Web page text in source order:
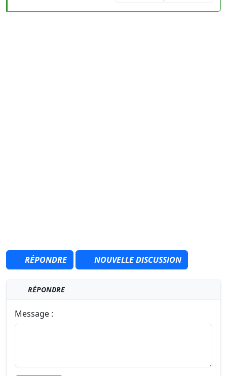
RÉPONDRE NOUVELLE DISCUSSION
RÉPONDRE
Message :